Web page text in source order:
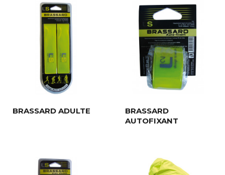
BRASSARD ADULTE
BRASSARD
AUTOFIXANT